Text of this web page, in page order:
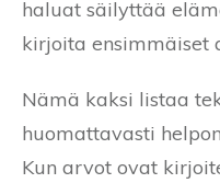
haluat säilyttää
kirjoita ensimmäiset
Nämä kaksi listaa
huomattavasti
Kun arvot ovat